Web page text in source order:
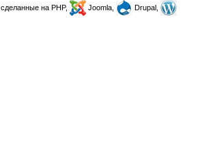
, сделанные на PHP, Joomla,
Drupal,